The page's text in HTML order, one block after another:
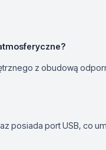
z obudową
posiada port USB, co